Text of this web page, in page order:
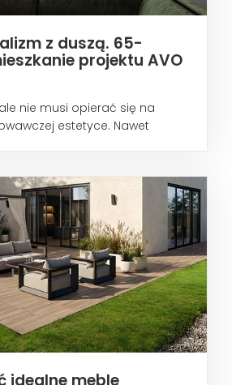
z duszą. 65-
projektu AVO
nie musi opierać się na
estetyce. Nawet
idealne meble